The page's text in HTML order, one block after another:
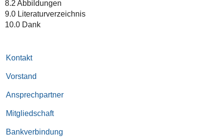
8.2 Abbildungen
9.0 Literaturverzeichnis
10.0 Dank
Kontakt
Vorstand
Ansprechpartner
Mitgliedschaft
Bankverbindung